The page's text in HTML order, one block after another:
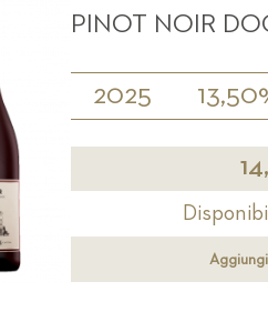
PINOT NOIR
2025